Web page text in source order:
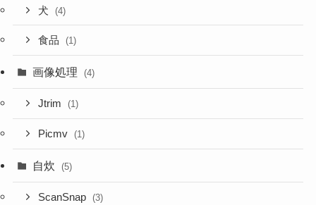
犬 (4)
食品 (1)
画像処理 (4)
Jtrim (1)
Picmv (1)
自炊 (5)
ScanSnap (3)